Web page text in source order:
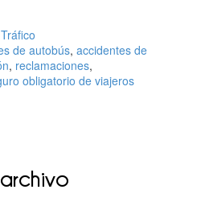
de autobús,accidentes de
, reclamaciones,
obligatorio de viajeros